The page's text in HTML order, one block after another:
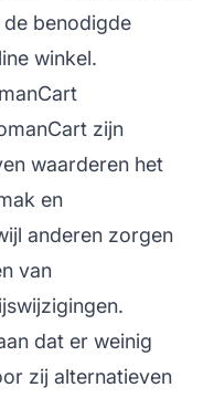
benodigde
winkel.
zijn
waarderen het
en
anderen zorgen
van
dat er weinig
zij alternatieven